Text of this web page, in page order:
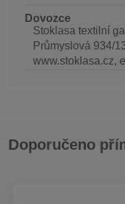
Dovozce
Stoklasa textilní
Průmyslová 934/
www.stoklasa.cz,
Doporučeno